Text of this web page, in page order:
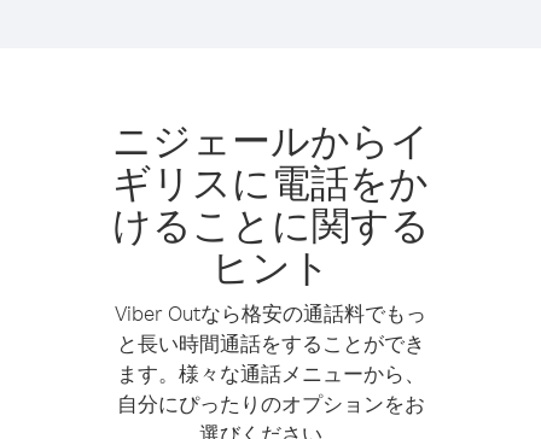
ニジェールからイ
ギリスに電話をか
けることに関する
ヒント
Viber Outなら格安の通話料でもっ
と長い時間通話をすることができ
ます。様々な通話メニューから、
自分にぴったりのオプションをお
選びください。